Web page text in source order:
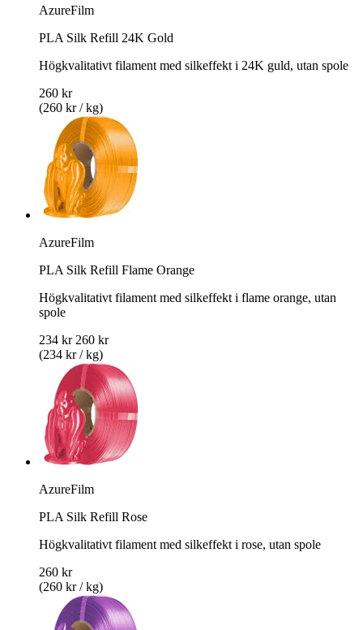
AzureFilm
PLA Silk Refill 24K Gold
Högkvalitativt filament med silkeffekt i 24K guld, utan spole
260 kr
(260 kr / kg)
AzureFilm
PLA Silk Refill Flame Orange
Högkvalitativt filament med silkeffekt i flame orange, utan
spole
234 kr 260 kr
(234 kr / kg)
AzureFilm
PLA Silk Refill Rose
Högkvalitativt filament med silkeffekt i rose, utan spole
260 kr
(260 kr / kg)